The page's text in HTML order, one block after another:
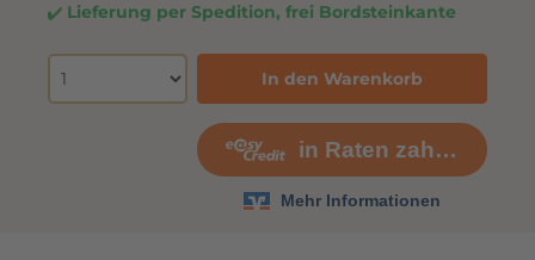
Lieferung per Spedition, frei Bordsteinkante
In den Warenkorb